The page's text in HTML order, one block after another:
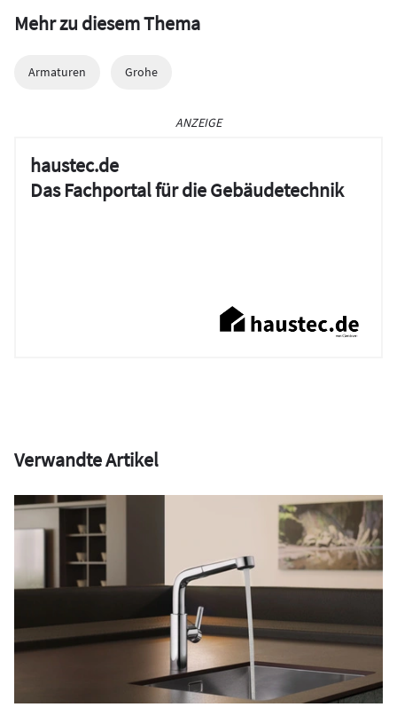
Mehr zu diesem Thema
Armaturen Grohe
ANZEIGE
haustec.de
Das Fachportal für die Gebäudetechnik
Verwandte Artikel